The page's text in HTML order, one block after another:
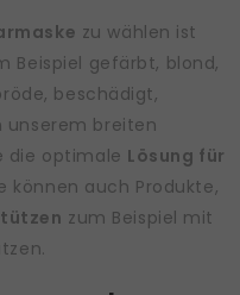
zu wählen ist
Beispiel gefärbt, blond,
beschädigt,
unserem breiten
die optimale Lösung für
können auch Produkte,
zum Beispiel mit